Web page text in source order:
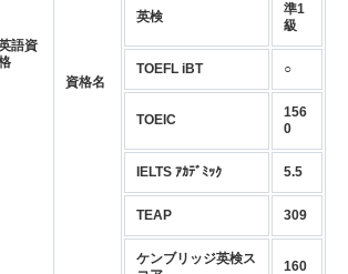
語資
資格名
英検
準1
級
TOEFL iBT ○
TOEIC
156
0
IELTS ｱｶﾃﾞﾐｯｸ 5.5
TEAP 309
ケンブリッジ英検ス
160